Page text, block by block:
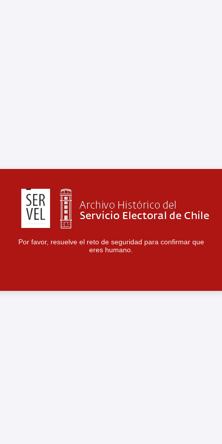
Por favor, resuelve el reto de seguridad para confirmar que
eres humano.